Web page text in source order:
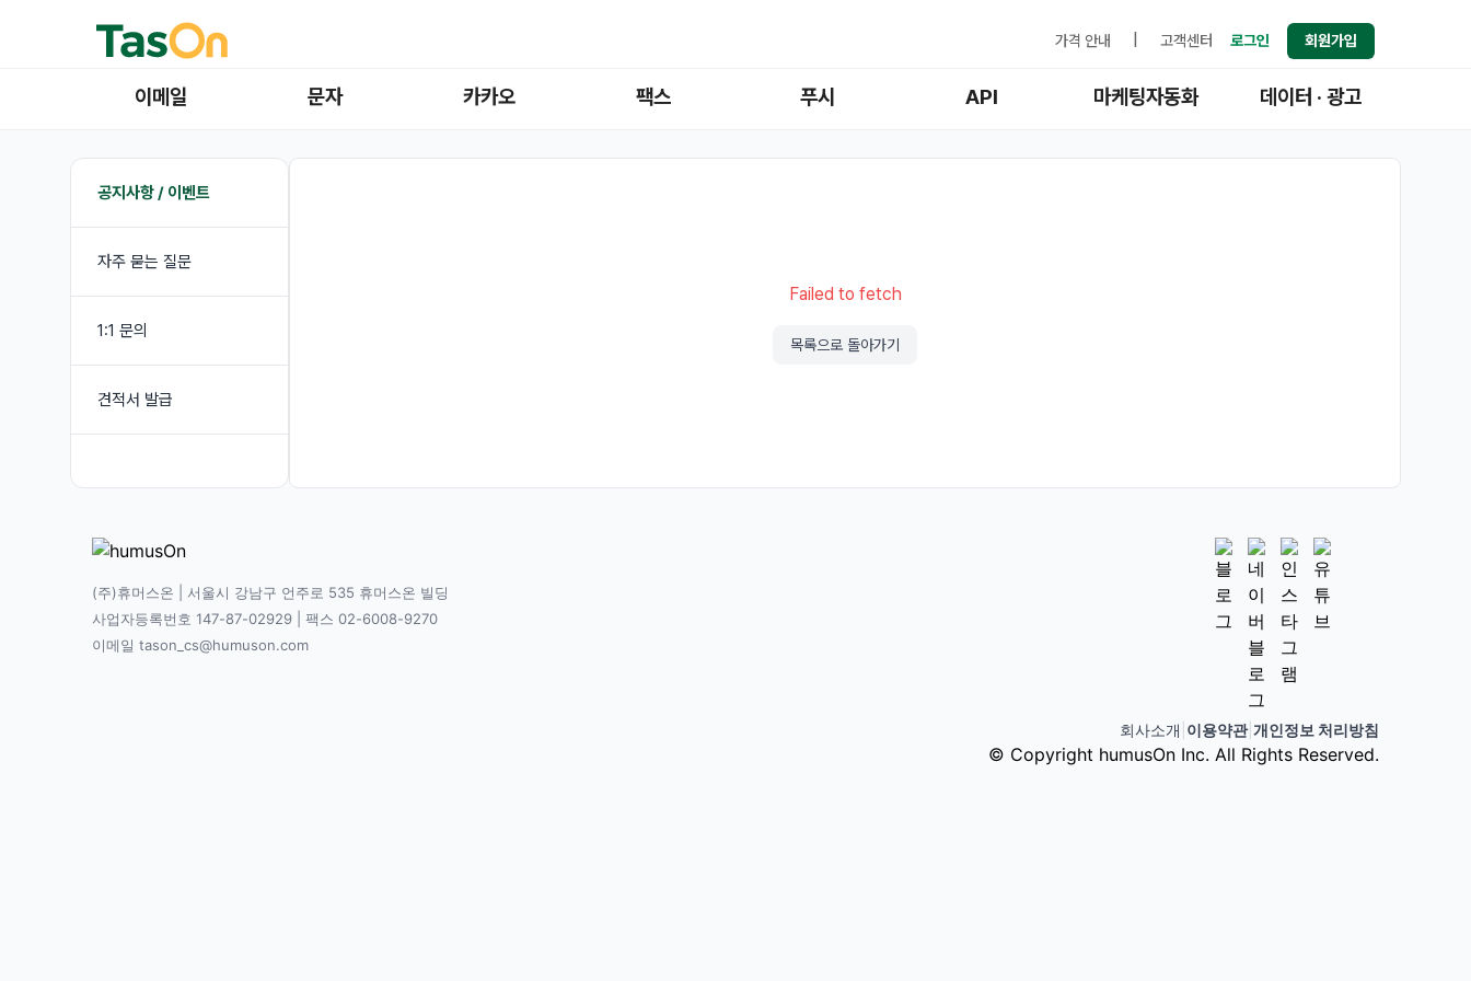
가격 안내 고객센터 로그인 회원가입
이메일 문자 카카오 팩스 푸시 API 마케팅자동화 데이터 · 광고
공지사항 / 이벤트
자주 묻는 질문
1:1 문의
견적서 발급
Failed to fetch
목록으로 돌아가기
(주)휴머스온 | 서울시 강남구 언주로 535 휴머스온 빌딩
사업자등록번호 147-87-02929 | 팩스 02-6008-9270
이메일 tason_cs@humuson.com
회사소개 이용약관| 개인정보 처리방침
© Copyright humusOn Inc. All Rights Reserved.